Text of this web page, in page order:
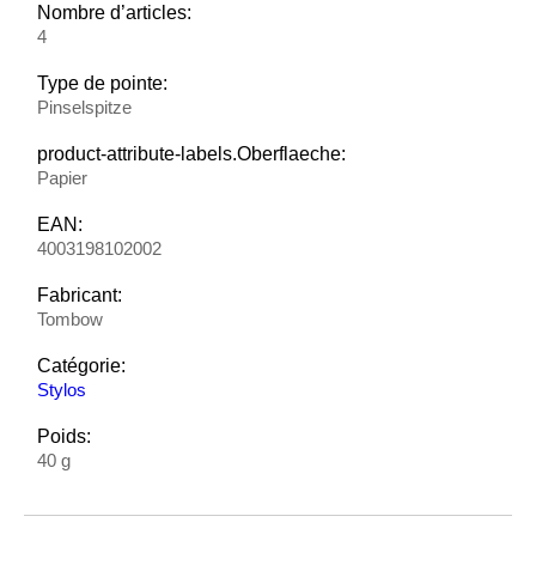
Nombre d’articles:
4
Type de pointe:
Pinselspitze
product-attribute-labels.Oberflaeche:
Papier
EAN:
4003198102002
Fabricant:
Tombow
Catégorie:
Stylos
Poids:
40 g